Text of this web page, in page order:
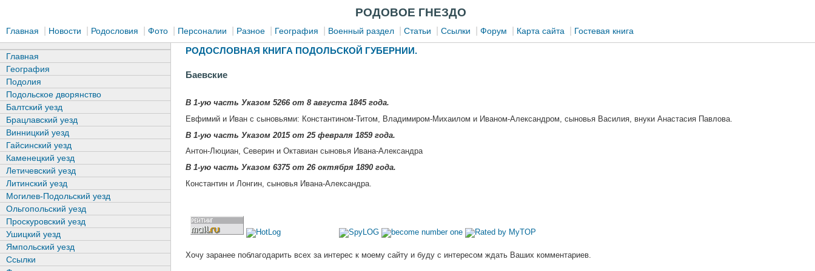
РОДОВОЕ ГНЕЗДО
Главная Новости Родословия Фото Персоналии Разное География Военный раздел Статьи Ссылки Форум Карта сайта Гостевая книга
РОДОСЛОВНАЯ КНИГА ПОДОЛЬСКОЙ ГУБЕРНИИ.
Баевские
В 1-ую часть Указом 5266 от 8 августа 1845 года.
Евфимий и Иван с сыновьями: Константином-Титом, Владимиром-Михаилом и Иваном-Александром, сыновья Василия, внуки Анастасия Павлова.
В 1-ую часть Указом 2015 от 25 февраля 1859 года.
Антон-Люциан, Северин и Октавиан сыновья Ивана-Александра
В 1-ую часть Указом 6375 от 26 октября 1890 года.
Константин и Лонгин, сыновья Ивана-Александра.
Хочу заранее поблагодарить всех за интерес к моему сайту и буду с интересом ждать Ваших комментариев.
Главная
География
Подолия
Подольское дворянство
Балтский уезд
Брацлавский уезд
Винницкий уезд
Гайсинский уезд
Каменецкий уезд
Летичевский уезд
Литинский уезд
Могилев-Подольский уезд
Ольгопольский уезд
Проскуровский уезд
Ушицкий уезд
Ямпольский уезд
Ссылки